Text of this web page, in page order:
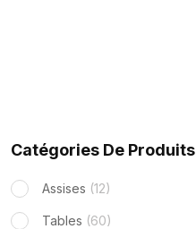
Catégories De Produits
Assises (12)
Tables (60)